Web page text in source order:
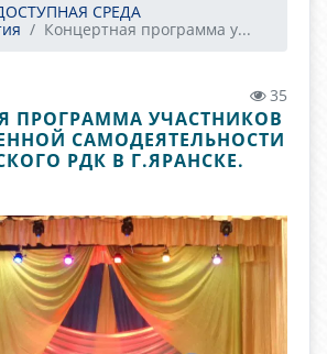
СРЕДА
Концертная программа у...
35
ПРОГРАММА УЧАСТНИКОВ
САМОДЕЯТЕЛЬНОСТИ
РДК В Г.ЯРАНСКЕ.